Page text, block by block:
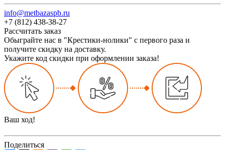
info@metbazaspb.ru
+7 (812) 438-38-27
Рассчитать заказ
Обыграйте нас в "Крестики-нолики" с первого раза и
получите скидку на доставку.
Укажите код скидки при оформлении заказа!
Ваш ход!
Поделиться